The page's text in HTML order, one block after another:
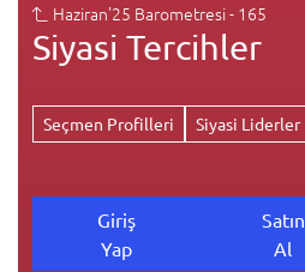
Haziran'25 Barometresi - 165
Siyasi Tercihler
Seçmen Profilleri Siyasi Liderler
Giriş
Yap
Satın
Al